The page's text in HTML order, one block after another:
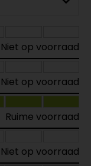
Niet op voorraad
Niet op voorraad
Ruime voorraad
Niet op voorraad